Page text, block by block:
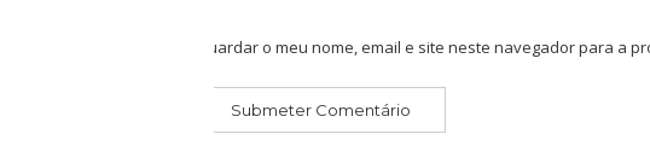
Guardar o meu nome, email e site neste navegador para a